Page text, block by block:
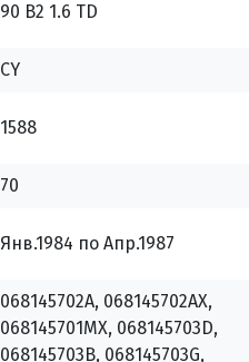
90 B2 1.6 TD
CY
1588
70
Янв.1984 по Апр.1987
068145702A, 068145702AX,
068145701MX, 068145703D,
068145703B, 068145703G,